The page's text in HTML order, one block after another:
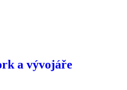
a vývojáře